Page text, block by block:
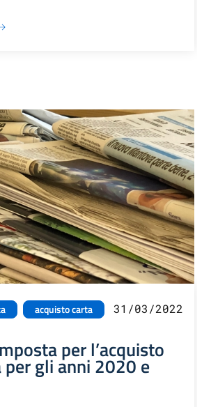
acquisto carta 31/03/2022
per l’acquisto
gli anni 2020 e